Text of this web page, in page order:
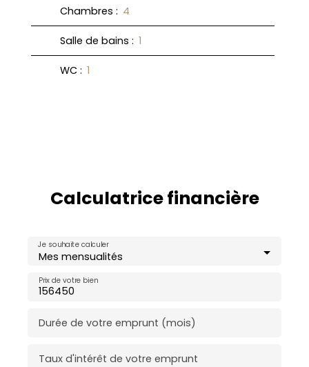
Chambres : 4
Salle de bains : 1
WC : 1
Calculatrice financière
Mes mensualités
Je souhaite calculer
Prix de votre bien
Durée de votre emprunt (mois)
Taux d'intérêt de votre emprunt